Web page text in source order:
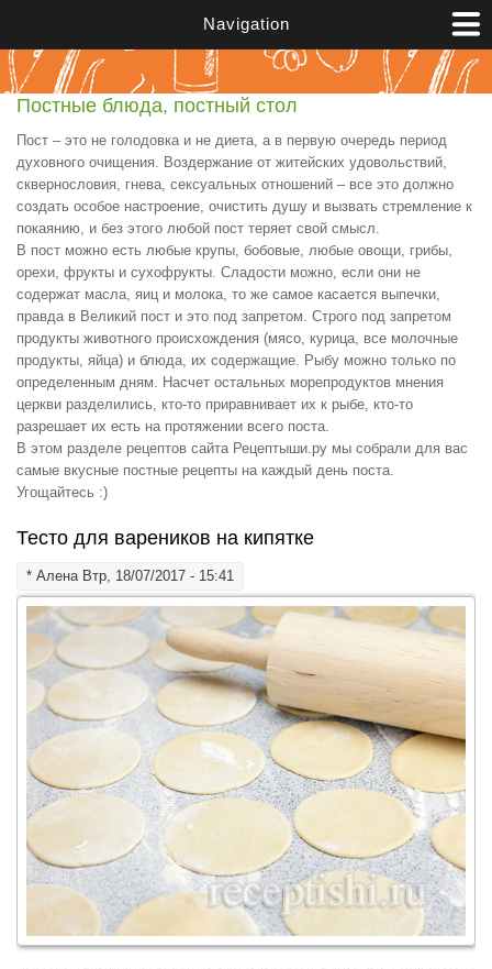
Navigation
Постные блюда, постный стол
Пост – это не голодовка и не диета, а в первую очередь период
духовного очищения. Воздержание от житейских удовольствий,
сквернословия, гнева, сексуальных отношений – все это должно
создать особое настроение, очистить душу и вызвать стремление к
покаянию, и без этого любой пост теряет свой смысл.
В пост можно есть любые крупы, бобовые, любые овощи, грибы,
орехи, фрукты и сухофрукты. Сладости можно, если они не
содержат масла, яиц и молока, то же самое касается выпечки,
правда в Великий пост и это под запретом. Строго под запретом
продукты животного происхождения (мясо, курица, все молочные
продукты, яйца) и блюда, их содержащие. Рыбу можно только по
определенным дням. Насчет остальных морепродуктов мнения
церкви разделились, кто-то приравнивает их к рыбе, кто-то
разрешает их есть на протяжении всего поста.
В этом разделе рецептов сайта Рецептыши.ру мы собрали для вас
самые вкусные постные рецепты на каждый день поста.
Угощайтесь :)
Тесто для вареников на кипятке
* АленаВтр, 18/07/2017 - 15:41